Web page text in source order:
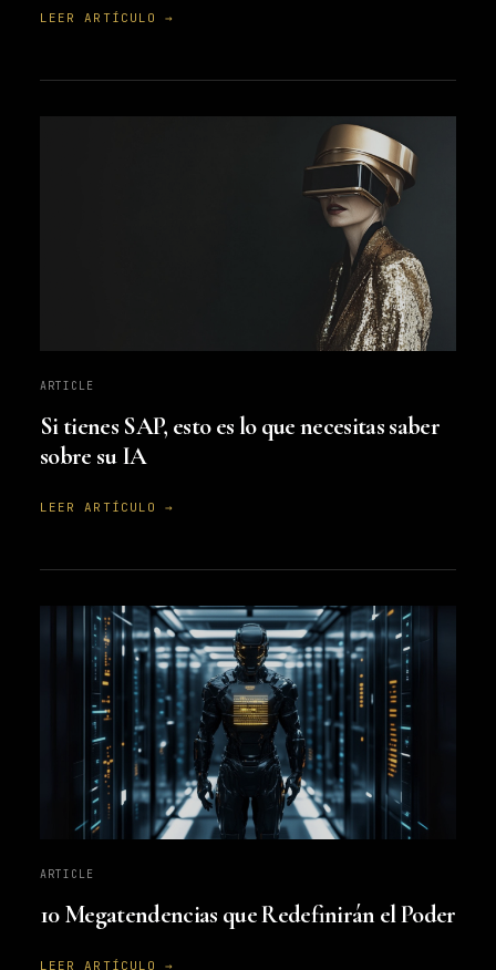
LEER ARTÍCULO →
ARTICLE
Si tienes SAP, esto es lo que necesitas saber
sobre su IA
LEER ARTÍCULO →
ARTICLE
10 Megatendencias que Redefinirán el Poder
LEER ARTÍCULO →